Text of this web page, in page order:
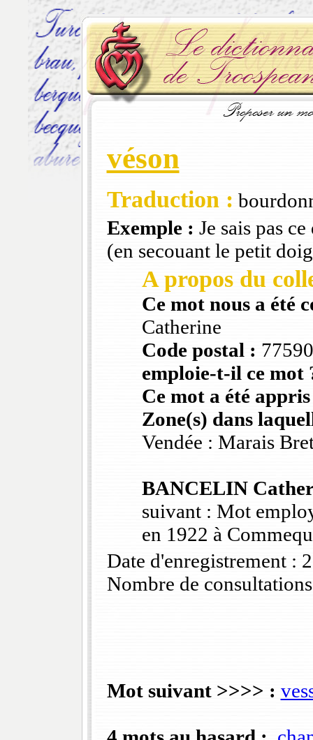
véson
Traduction :
Exemple : Je sais pas
(en secouant le petit
A propos du
Ce mot nous a été
Catherine
Code postal :
emploie-t-il ce mot
Ce mot a été
Zone(s) dans
Vendée : Marais
BANCELIN
suivant : Mot
en 1922 à
Date d'enregistrement :
Nombre de
Mot suivant >>>> :